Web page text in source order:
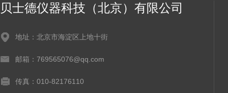
贝士德仪器科技（北京）有限公司
地址：北京市海淀区上地十街
邮箱：769565076@qq.com
传真：010-82176110